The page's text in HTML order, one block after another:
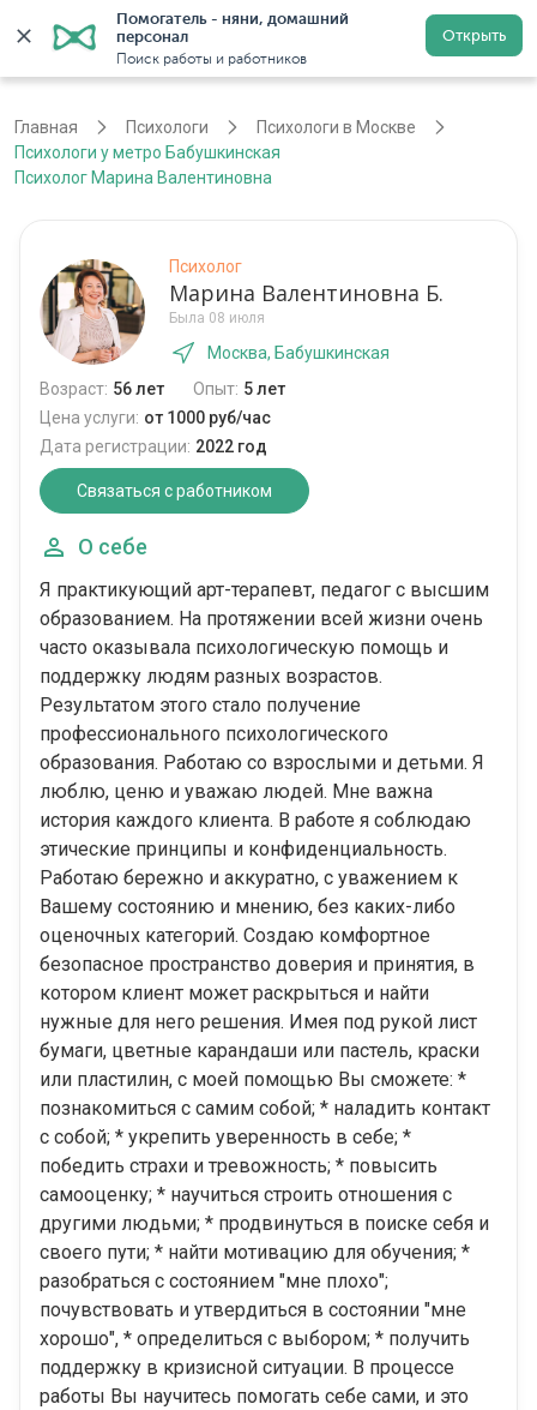
Помогатель - няни, домашний
персонал
Поиск работы и работников
Открыть
Регистрация
Главная Психологи
Психологи в Москве
Психологи у метро Бабушкинская
Психолог Марина Валентиновна
Психолог
Марина Валентиновна Б.
Была 08 июля
Москва, Бабушкинская
Возраст: 56 лет Опыт: 5 лет
Цена услуги: от 1000 руб/час
Дата регистрации: 2022 год
Связаться с работником
О себе
Я практикующий арт-терапевт, педагог с высшим
образованием. На протяжении всей жизни очень
часто оказывала психологическую помощь и
поддержку людям разных возрастов.
Результатом этого стало получение
профессионального психологического
образования. Работаю со взрослыми и детьми. Я
люблю, ценю и уважаю людей. Мне важна
история каждого клиента. В работе я соблюдаю
этические принципы и конфиденциальность.
Работаю бережно и аккуратно, с уважением к
Вашему состоянию и мнению, без каких-либо
оценочных категорий. Создаю комфортное
безопасное пространство доверия и принятия, в
котором клиент может раскрыться и найти
нужные для него решения. Имея под рукой лист
бумаги, цветные карандаши или пастель, краски
или пластилин, с моей помощью Вы сможете: *
познакомиться с самим собой; * наладить контакт
с собой; * укрепить уверенность в себе; *
победить страхи и тревожность; * повысить
самооценку; * научиться строить отношения с
другими людьми; * продвинуться в поиске себя и
своего пути; * найти мотивацию для обучения; *
разобраться с состоянием "мне плохо";
почувствовать и утвердиться в состоянии "мне
хорошо", * определиться с выбором; * получить
поддержку в кризисной ситуации. В процессе
работы Вы научитесь помогать себе сами, и это